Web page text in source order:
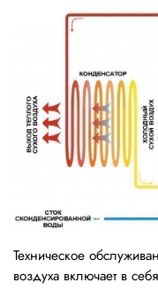
Техническое
воздуха включает в